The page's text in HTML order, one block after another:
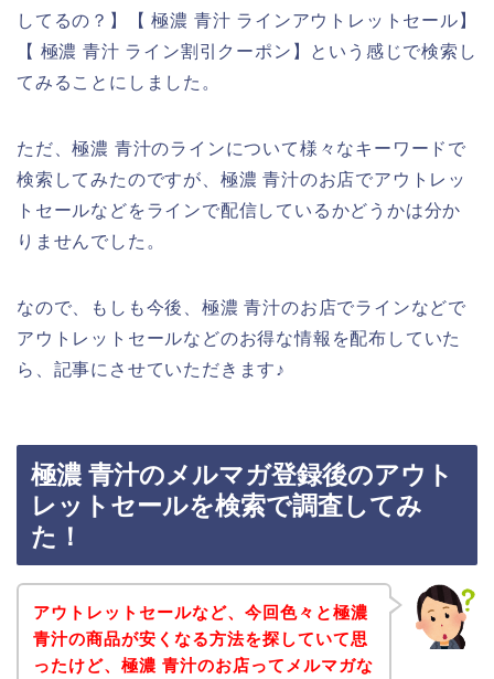
してるの？】【 極濃 青汁 ラインアウトレットセール】
【 極濃 青汁 ライン割引クーポン】という感じで検索し
てみることにしました。
ただ、極濃 青汁のラインについて様々なキーワードで
検索してみたのですが、極濃 青汁のお店でアウトレッ
トセールなどをラインで配信しているかどうかは分か
りませんでした。
なので、もしも今後、極濃 青汁のお店でラインなどで
アウトレットセールなどのお得な情報を配布していた
ら、記事にさせていただきます♪
極濃 青汁のメルマガ登録後のアウト
レットセールを検索で調査してみ
た！
アウトレットセールなど、今回色々と極濃
青汁の商品が安くなる方法を探していて思
ったけど、極濃 青汁のお店ってメルマガな